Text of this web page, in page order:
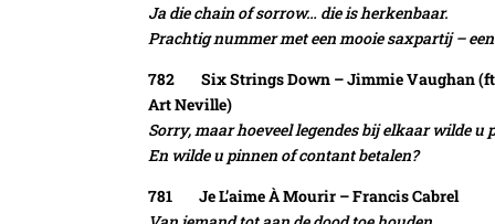
Ja die chain of sorrow… die is herkenbaar.
Prachtig nummer met een mooie saxpartij –
782 Six Strings Down – Jimmie Vaughan (ft.
Art Neville)
Sorry, maar hoeveel legendes bij elkaar wilde u
En wilde u pinnen of contant betalen?
781 Je L’aime À Mourir – Francis Cabrel